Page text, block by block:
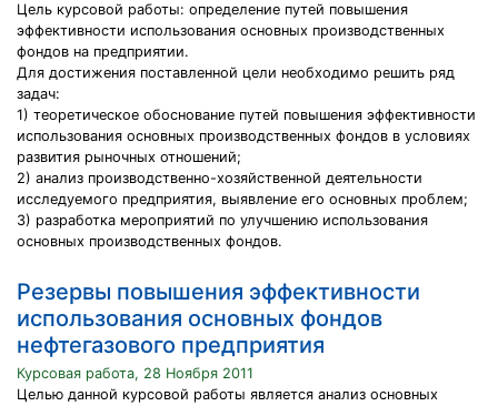
Цель курсовой работы: определение путей повышения
эффективности использования основных производственных
фондов на предприятии.
Для достижения поставленной цели необходимо решить ряд
задач:
1) теоретическое обоснование путей повышения эффективности
использования основных производственных фондов в условиях
развития рыночных отношений;
2) анализ производственно-хозяйственной деятельности
исследуемого предприятия, выявление его основных проблем;
3) разработка мероприятий по улучшению использования
основных производственных фондов.
Резервы повышения эффективности
использования основных фондов
нефтегазового предприятия
Курсовая работа, 28 Ноября 2011
Целью данной курсовой работы является анализ основных